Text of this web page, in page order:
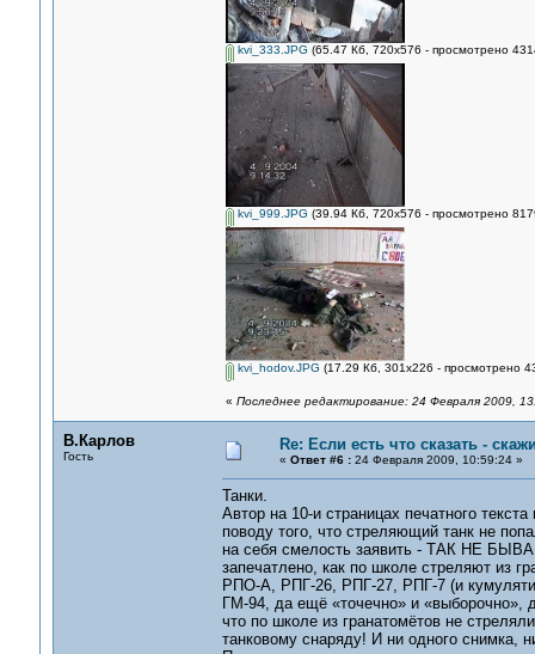
kvi_333.JPG (65.47 Кб, 720x576 - просмотрено
kvi_999.JPG (39.94 Кб, 720x576 - просмотрено
kvi_hodov.JPG (17.29 Кб, 301x226 - просмотрено
« Последнее редактирование: 24 Февраля 2009,
В.Карлов
Гость
Re: Если есть что сказать -
« Ответ #6 :24 Февраля 2009, 10:59:24 »
Танки.
Автор на 10-и страницах печатного
поводу того, что стреляющий танк не
на себя смелость заявить - ТАК НЕ
запечатлено, как по школе стреляют из
РПО-А, РПГ-26, РПГ-27, РПГ-7 (и
ГМ-94, да ещё «точечно» и «выборочно»,
что по школе из гранатомётов не
танковому снаряду! И ни одного снимка,